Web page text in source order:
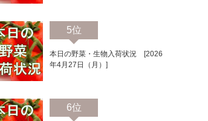
5位
本日の野菜・生物入荷状況 [2026
年4月27日（月）]
6位